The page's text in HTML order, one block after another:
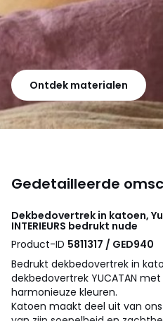
Ontdek materialen
Gedetailleerde
Dekbedovertrek in katoen,
INTERIEURS bedrukt nude
Product-ID 5811317 / GED940
Bedrukt dekbedovertrek in
dekbedovertrek YUCATAN
harmonieuze kleuren.
Katoen maakt deel uit van